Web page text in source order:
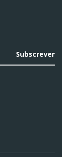
Subscrever